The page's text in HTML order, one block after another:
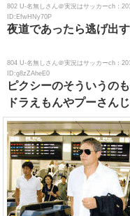
802 U-名無しさん＠実況はサッカーch：
ID:EfwHNy70P
夜道であったら逃げ出
804 U-名無しさん＠実況はサッカーch：
ID:g8zZAheE0
ピクシーのそういうの
ドラえもんやプーさん